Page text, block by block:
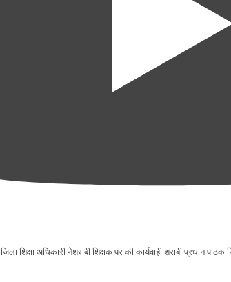
जिला शिक्षा अधिकारी नेशराबी शिक्षक पर की कार्यवाही शराबी प्रधान